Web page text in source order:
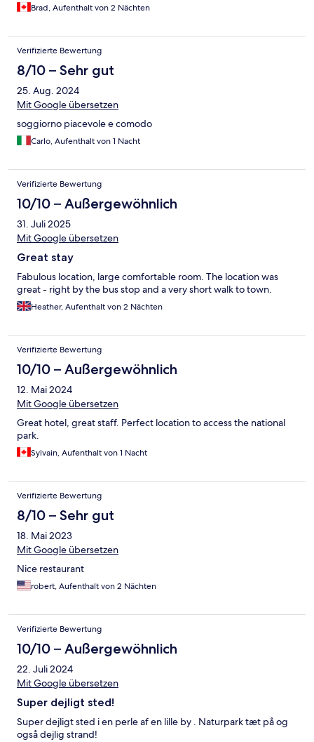
Brad, Aufenthalt von 2 Nächten
Verifizierte Bewertung
8/10 – Sehr gut
25. Aug. 2024
Mit Google übersetzen
soggiorno piacevole e comodo
Carlo, Aufenthalt von 1 Nacht
Verifizierte Bewertung
10/10 – Außergewöhnlich
31. Juli 2025
Mit Google übersetzen
Great stay
Fabulous location, large comfortable room. The location was
great - right by the bus stop and a very short walk to town.
Heather, Aufenthalt von 2 Nächten
Verifizierte Bewertung
10/10 – Außergewöhnlich
12. Mai 2024
Mit Google übersetzen
Great hotel, great staff. Perfect location to access the national
park.
Sylvain, Aufenthalt von 1 Nacht
Verifizierte Bewertung
8/10 – Sehr gut
18. Mai 2023
Mit Google übersetzen
Nice restaurant
robert, Aufenthalt von 2 Nächten
Verifizierte Bewertung
10/10 – Außergewöhnlich
22. Juli 2024
Mit Google übersetzen
Super dejligt sted!
Super dejligt sted i en perle af en lille by . Naturpark tæt på og
også dejlig strand!